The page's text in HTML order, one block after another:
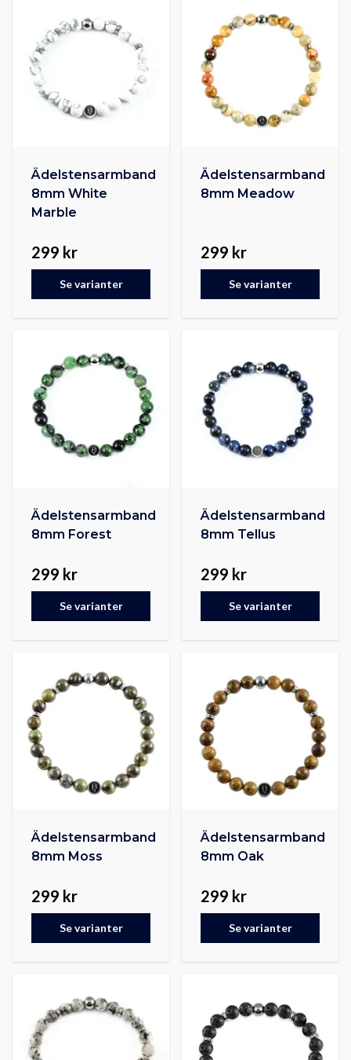
Ädelstensarmband
8mm White
Marble
299 kr
Se varianter
Ädelstensarmband
8mm Meadow
299 kr
Se varianter
Ädelstensarmband
8mm Forest
299 kr
Se varianter
Ädelstensarmband
8mm Tellus
299 kr
Se varianter
Ädelstensarmband
8mm Moss
299 kr
Se varianter
Ädelstensarmband
8mm Oak
299 kr
Se varianter